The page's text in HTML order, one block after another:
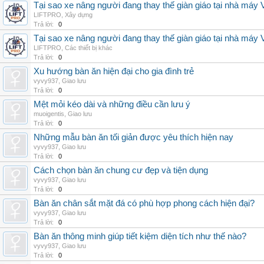
Tại sao xe nâng người đang thay thế giàn giáo tại nhà máy
LIFTPRO
Xây dựng
Trả lời:
0
Tại sao xe nâng người đang thay thế giàn giáo tại nhà máy
LIFTPRO Các thiết bị khác
Trả lời:
0
Xu hướng bàn ăn hiện đại cho gia đình trẻ
vyvy937 Giao lưu
Trả lời:
0
Mệt mỏi kéo dài và những điều cần lưu ý
muoigentis Giao lưu
Trả lời:
0
Những mẫu bàn ăn tối giản được yêu thích hiện nay
vyvy937 Giao lưu
Trả lời:
0
Cách chọn bàn ăn chung cư đẹp và tiện dụng
vyvy937 Giao lưu
Trả lời:
0
Bàn ăn chân sắt mặt đá có phù hợp phong cách hiện đại?
vyvy937 Giao lưu
Trả lời:
0
Bàn ăn thông minh giúp tiết kiệm diện tích như thế nào?
vyvy937 Giao lưu
Trả lời:
0